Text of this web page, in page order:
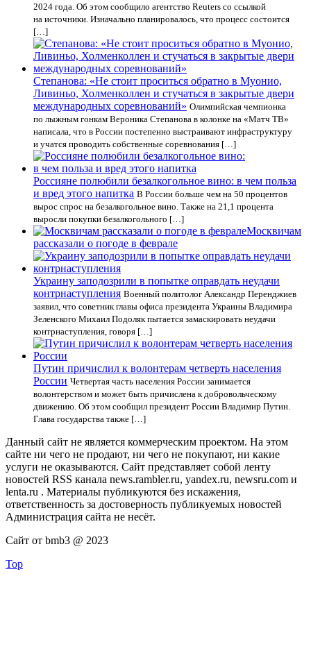
2024 года. Об этом сообщило агентство Reuters со ссылкой
на источники. Изначально планировалось, что процесс состоится
[…]
Степанова: «Не стоит проситься обратно в Муонио,
Ливиньо, Холменколлен и стучаться в закрытые двери
международных соревнований» Олимпийская чемпионка
по лыжным гонкам Вероника Степанова в колонке на «Матч ТВ»
написала, что в России постепенно выстраивают инфраструктуру
и учатся проводить собственные соревнования […]
Россияне полюбили безалкогольное вино: в чем польза
и вред этого напитка В России больше чем на 50 процентов
вырос спрос на безалкогольное вино. Также на 21,1 процента
выросли покупки безалкогольного […]
Москвичам
рассказали о погоде в феврале
Украину заподозрили в попытке оправдать неудачи
контрнаступления Военный политолог Александр Перенджиев
заявил, что советник главы офиса президента Украины Владимира
Зеленского Михаил Подоляк пытается замаскировать неудачи
контрнаступления, говоря […]
Путин причислил к волонтерам четверть населения
России Четвертая часть населения России занимается
волонтерством и может быть причислена к добровольческому
движению. Об этом сообщил президент России Владимир Путин.
Глава государства также […]
Данный сайт не является коммерческим проектом. На этом
сайте ни чего не продают, ни чего не покупают, ни какие
услуги не оказываются. Сайт представляет собой ленту
новостей RSS канала news.rambler.ru, yandex.ru, newsru.com и
lenta.ru . Материалы публикуются без искажения,
ответственность за достоверность публикуемых новостей
Администрация сайта не несёт.
Сайт от bmb3 @ 2023
Top